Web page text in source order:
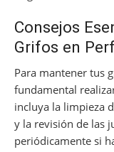
Consejos
Grifos en
Para mantener tus
fundamental
incluya la limpieza
y la revisión de las
periódicamente si